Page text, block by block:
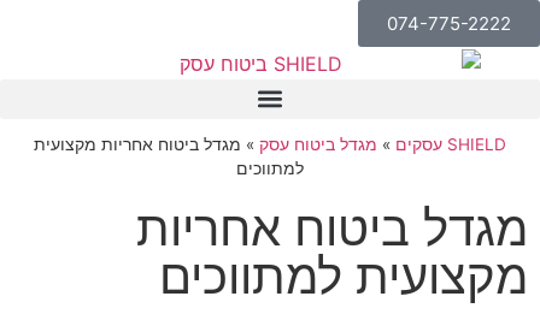
074-775-2222
SHIELD עסקים » מגדל ביטוח עסק » מגדל ביטוח אחריות מקצועית
למתווכים
מגדל ביטוח אחריות
מקצועית למתווכים